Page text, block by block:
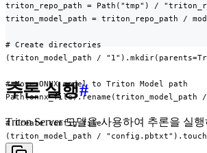
triton_repo_path = Path("tmp") /
triton_model_path = triton_repo_path /
# Create directories
(triton_model_path /
# Move ONNX model to Triton Model path
# Create config file
(triton_model_path /
추론 실행#
Triton Server 모델을 사용하여 추론을 실